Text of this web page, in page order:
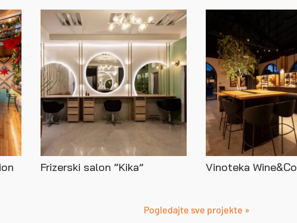
Frizerski salon “Kika” Vinoteka Wine&Co
Pogledajte sve projekte »